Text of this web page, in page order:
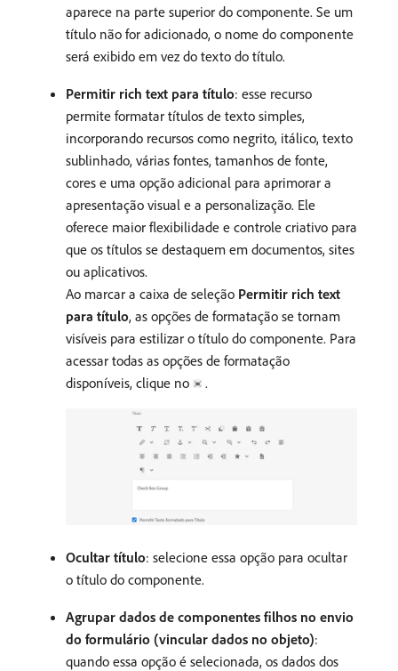
aparece na parte superior do componente. Se um
título não for adicionado, o nome do componente
será exibido em vez do texto do título.
Permitir rich text para título: esse recurso
permite formatar títulos de texto simples,
incorporando recursos como negrito, itálico, texto
sublinhado, várias fontes, tamanhos de fonte,
cores e uma opção adicional para aprimorar a
apresentação visual e a personalização. Ele
oferece maior flexibilidade e controle criativo para
que os títulos se destaquem em documentos, sites
ou aplicativos.
Ao marcar a caixa de seleção Permitir rich text
para título, as opções de formatação se tornam
visíveis para estilizar o título do componente. Para
acessar todas as opções de formatação
disponíveis, clique no
.
Ocultar título: selecione essa opção para ocultar
o título do componente.
Agrupar dados de componentes filhos no envio
do formulário (vincular dados no objeto):
quando essa opção é selecionada, os dados dos